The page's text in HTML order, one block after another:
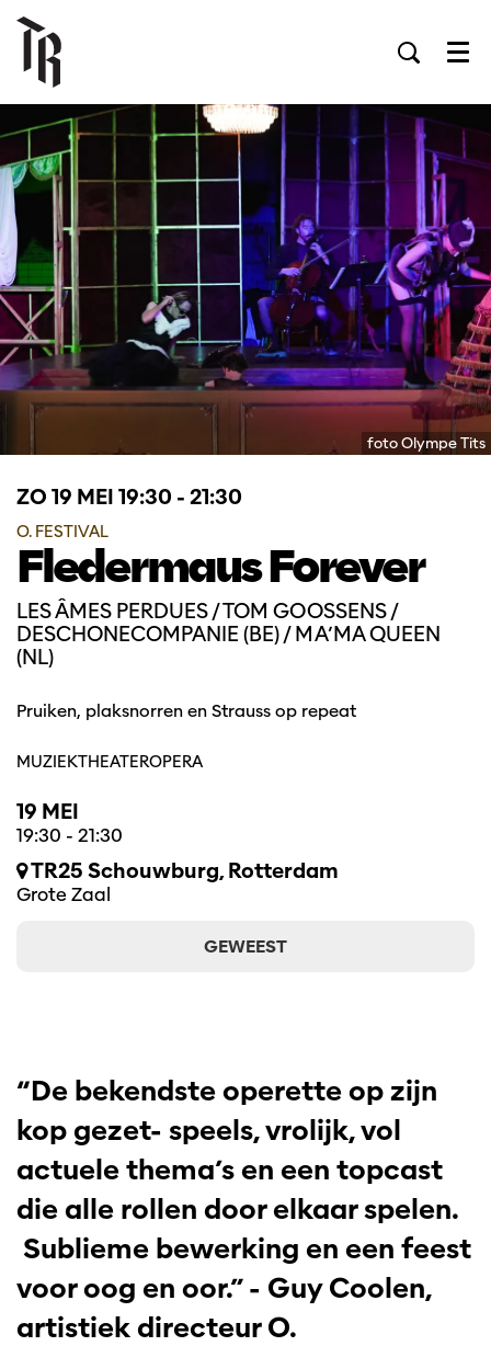
foto Olympe Tits
Fledermaus Forever
LES ÂMES PERDUES / TOM GOOSSENS /
DESCHONECOMPANIE (BE) / MA’MA QUEEN
(NL)
O. FESTIVAL
ZO 19 MEI 19:30 - 21:30
Pruiken, plaksnorren en Strauss op repeat
MUZIEKTHEATEROPERA
19 MEI
19:30 - 21:30
TR25 Schouwburg, Rotterdam
Grote Zaal
GEWEEST
“De bekendste operette op zijn
kop gezet- speels, vrolijk, vol
actuele thema’s en een topcast
die alle rollen door elkaar spelen.
Sublieme bewerking en een feest
voor oog en oor.” - Guy Coolen,
artistiek directeur O.